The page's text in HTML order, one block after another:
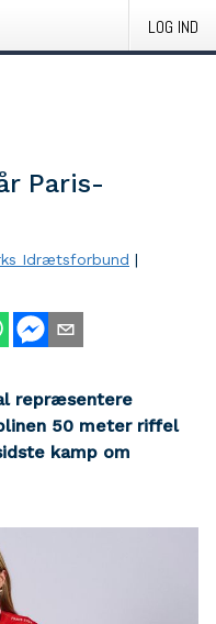
LOG IND
Paris-
Idrætsforbund |
repræsentere
50 meter riffel
kamp om